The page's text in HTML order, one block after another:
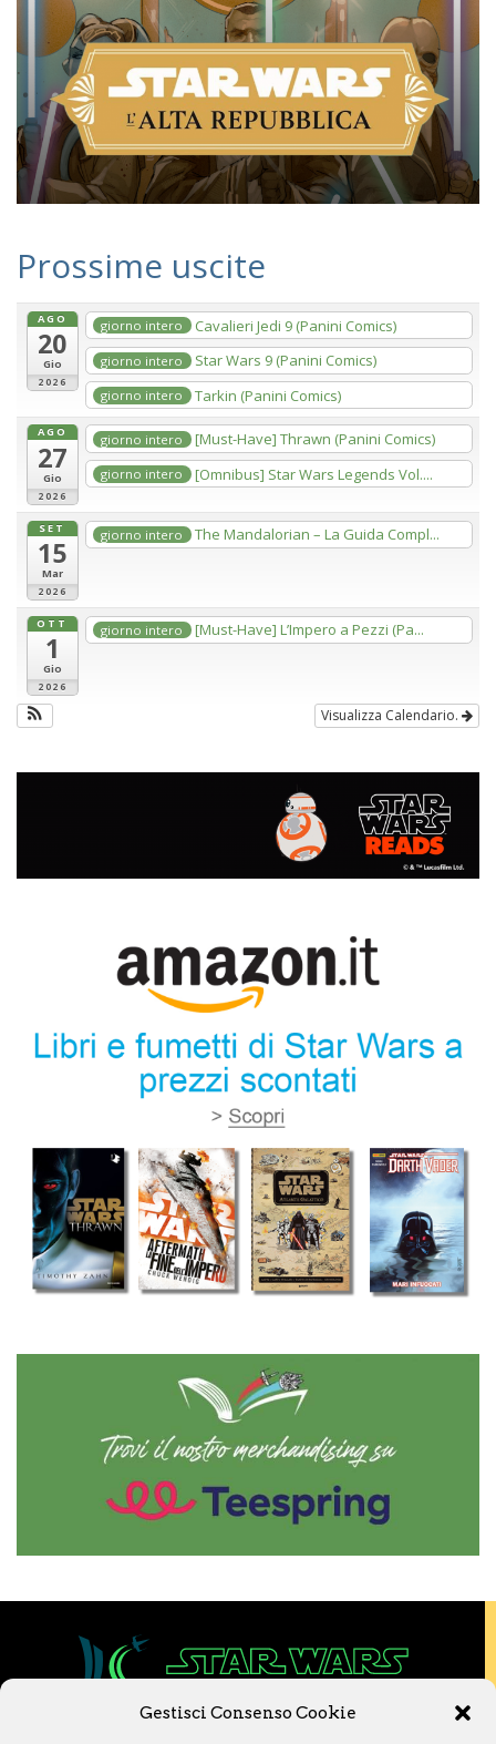
Gestisci Consenso Cookie
Prossime uscite
AGO
20
Gio
2026
giorno intero Cavalieri Jedi 9 (Panini Comics)
giorno intero Star Wars 9 (Panini Comics)
giorno intero Tarkin (Panini Comics)
AGO
27
Gio
2026
giorno intero [Must-Have] Thrawn (Panini Comics)
giorno intero [Omnibus] Star Wars Legends Vol....
SET
15
Mar
2026
giorno intero The Mandalorian – La Guida Compl...
OTT
1
Gio
2026
giorno intero [Must-Have] L’Impero a Pezzi (Pa...
Visualizza Calendario.